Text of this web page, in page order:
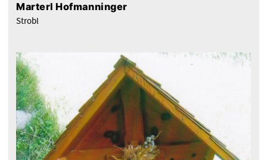
Marterl Hofmanninger
Strobl